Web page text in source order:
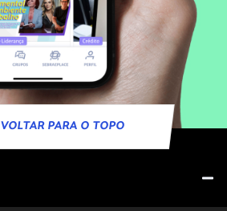
VOLTAR PARA O TOPO